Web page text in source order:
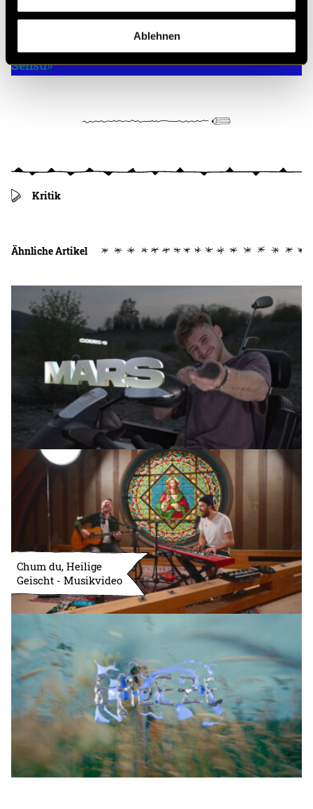
Ablehnen
Klicke hier für das ganz Video «FREEZE by
Sensu»
Kritik
Ähnliche Artikel
Chum du, Heilige
Geischt - Musikvideo